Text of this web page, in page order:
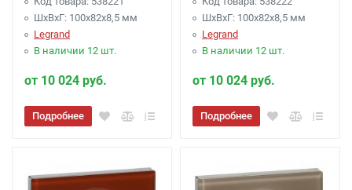
ШхВхГ: 100x82x8,5 мм
Legrand
В наличии 12 шт.
от 10 024 руб.
Подробнее
ШхВхГ: 100x82x8,5 мм
Legrand
В наличии 12 шт.
от 10 024 руб.
Подробнее